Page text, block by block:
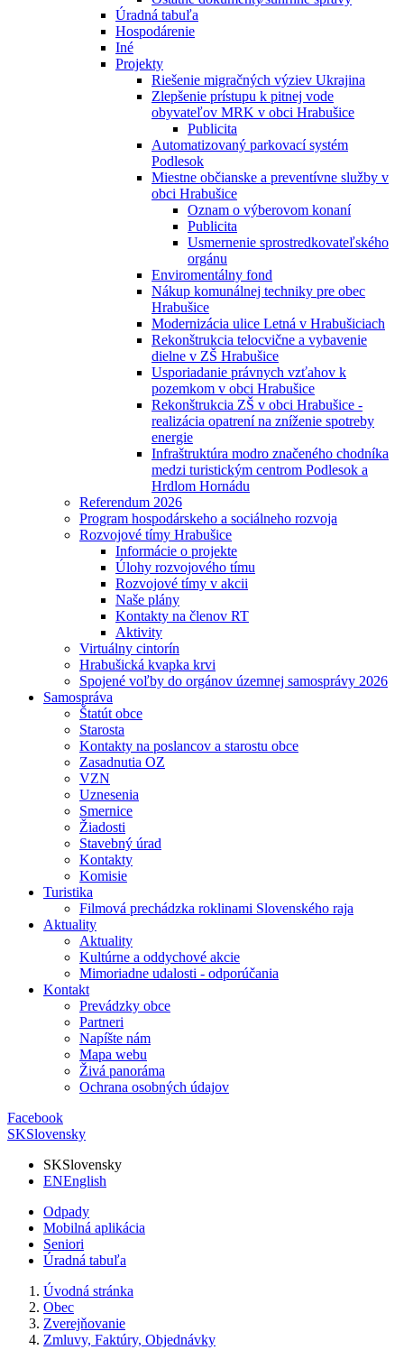
Úradná tabuľa
Hospodárenie
Iné
Projekty
Riešenie migračných výziev Ukrajina
Zlepšenie prístupu k pitnej vode
obyvateľov MRK v obci Hrabušice
Publicita
Automatizovaný parkovací systém
Podlesok
Miestne občianske a preventívne služby v
obci Hrabušice
Oznam o výberovom konaní
Publicita
Usmernenie sprostredkovateľského
orgánu
Enviromentálny fond
Nákup komunálnej techniky pre obec
Hrabušice
Modernizácia ulice Letná v Hrabušiciach
Rekonštrukcia telocvične a vybavenie
dielne v ZŠ Hrabušice
Usporiadanie právnych vzťahov k
pozemkom v obci Hrabušice
Rekonštrukcia ZŠ v obci Hrabušice -
realizácia opatrení na zníženie spotreby
energie
Infraštruktúra modro značeného chodníka
medzi turistickým centrom Podlesok a
Hrdlom Hornádu
Referendum 2026
Program hospodárskeho a sociálneho rozvoja
Rozvojové tímy Hrabušice
Informácie o projekte
Úlohy rozvojového tímu
Rozvojové tímy v akcii
Naše plány
Kontakty na členov RT
Aktivity
Virtuálny cintorín
Hrabušická kvapka krvi
Spojené voľby do orgánov územnej samosprávy 2026
Samospráva
Štatút obce
Starosta
Kontakty na poslancov a starostu obce
Zasadnutia OZ
VZN
Uznesenia
Smernice
Žiadosti
Stavebný úrad
Kontakty
Komisie
Turistika
Filmová prechádzka roklinami Slovenského raja
Aktuality
Aktuality
Kultúrne a oddychové akcie
Mimoriadne udalosti - odporúčania
Kontakt
Prevádzky obce
Partneri
Napíšte nám
Mapa webu
Živá panoráma
Ochrana osobných údajov
Facebook
SKSlovensky
SKSlovensky
ENEnglish
Odpady
Mobilná aplikácia
Seniori
Úradná tabuľa
Úvodná stránka
Obec
Zverejňovanie
Zmluvy, Faktúry, Objednávky